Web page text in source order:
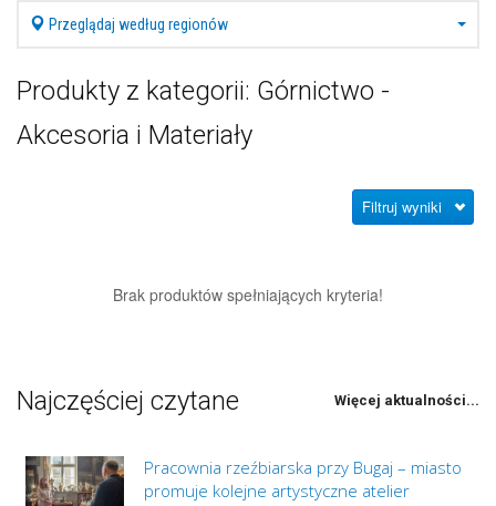
Przeglądaj według regionów
Produkty z kategorii: Górnictwo -
Akcesoria i Materiały
Filtruj wyniki
Brak produktów spełniających kryteria!
Najczęściej czytane Więcej aktualności...
Pracownia rzeźbiarska przy Bugaj – miasto
promuje kolejne artystyczne atelier